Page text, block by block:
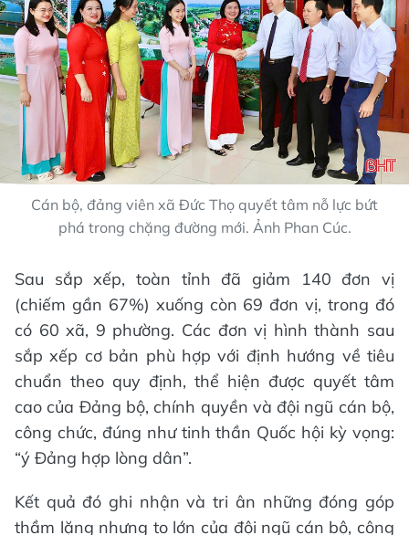
Cán bộ, đảng viên xã Đức Thọ quyết tâm nỗ lực bứt
phá trong chặng đường mới. Ảnh Phan Cúc.
Sau sắp xếp, toàn tỉnh đã giảm 140 đơn vị
(chiếm gần 67%) xuống còn 69 đơn vị, trong đó
có 60 xã, 9 phường. Các đơn vị hình thành sau
sắp xếp cơ bản phù hợp với định hướng về tiêu
chuẩn theo quy định, thể hiện được quyết tâm
cao của Đảng bộ, chính quyền và đội ngũ cán bộ,
công chức, đúng như tinh thần Quốc hội kỳ vọng:
“ý Đảng hợp lòng dân”.
Kết quả đó ghi nhận và tri ân những đóng góp
thầm lặng nhưng to lớn của đội ngũ cán bộ, công